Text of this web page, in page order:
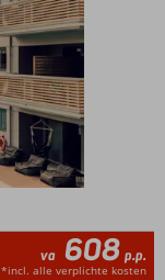
va 608 p.p.
*incl. alle verplichte kosten